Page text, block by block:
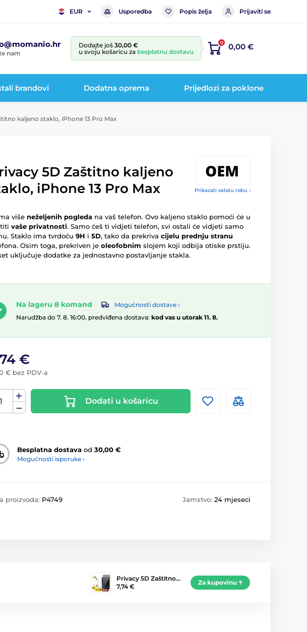
EUR Usporedba Popis želja Prijaviti se
nam
Dodajte još 30,00 €
u svoju košaricu za besplatnu dostavu
0 0,00 €
brandovi Dodatna oprema Prijedlozi za poklone
kaljeno staklo, iPhone 13 Pro Max
Prikazati ostalu robu ›
5D Zaštitno kaljeno
iPhone 13 Pro Max
više neželjenih pogleda na vaš telefon. Ovo kaljeno staklo pomoći će u
vaše privatnosti. Samo ćeš ti vidjeti telefon, svi ostali će vidjeti samo
Staklo ima tvrdoću 9H i 5D, tako da prekriva cijelu prednju stranu
Osim toga, prekriven je oleofobnim slojem koji odbija otiske prstiju.
uključuje dodatke za jednostavno postavljanje stakla.
Na lageru 8 komand
Mogućnosti dostave ›
Narudžba do 7. 8. 16:00, predviđena dostava: kod vas u utorak 11. 8.
€
€ bez PDV-a
Dodati u košaricu
Besplatna dostava od 30,00 €
Mogućnosti isporuke ›
proizvoda: P4749 Jamstvo: 24 mjeseci
Privacy 5D Zaštitno…
7,74 €
Za kupovinu